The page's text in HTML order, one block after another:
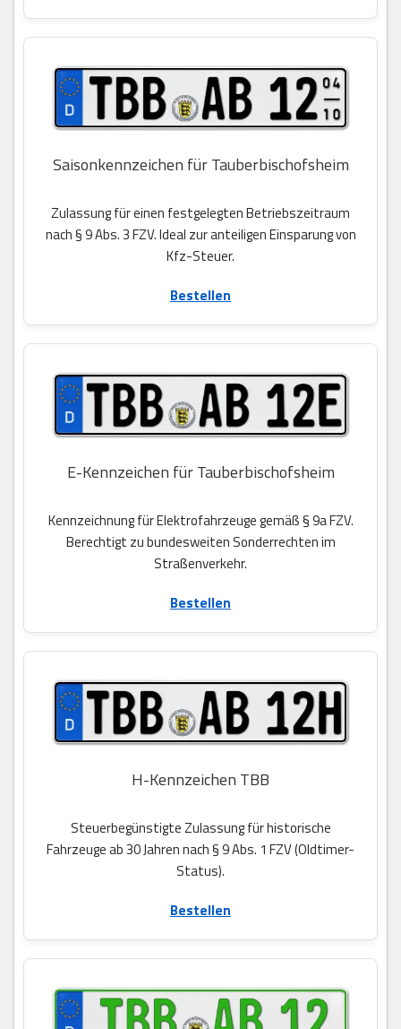
Saisonkennzeichen für Tauberbischofsheim
Zulassung für einen festgelegten Betriebszeitraum
nach § 9 Abs. 3 FZV. Ideal zur anteiligen Einsparung von
Kfz-Steuer.
Bestellen
E-Kennzeichen für Tauberbischofsheim
Kennzeichnung für Elektrofahrzeuge gemäß § 9a FZV.
Berechtigt zu bundesweiten Sonderrechten im
Straßenverkehr.
Bestellen
H-Kennzeichen TBB
Steuerbegünstigte Zulassung für historische
Fahrzeuge ab 30 Jahren nach § 9 Abs. 1 FZV (Oldtimer-
Status).
Bestellen